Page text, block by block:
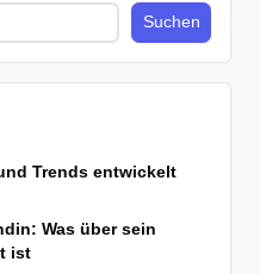
Suchen
Trends entwickelt
Was über sein
ist